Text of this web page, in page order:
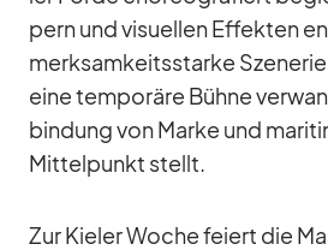
pern und vi­su­el­len Ef­fek­ten
merk­sam­keits­starke
eine tem­po­räre Bühne
bin­dung von Marke und
Mit­tel­punkt stellt.
Zur Kie­ler Wo­che fei­ert die